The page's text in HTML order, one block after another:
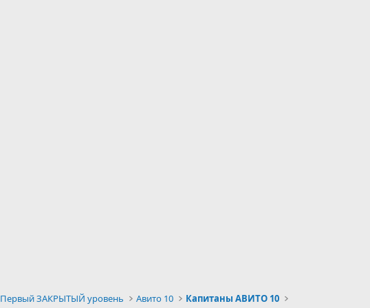
Первый ЗАКРЫТЫЙ уровень Авито 10 Капитаны АВИТО 10